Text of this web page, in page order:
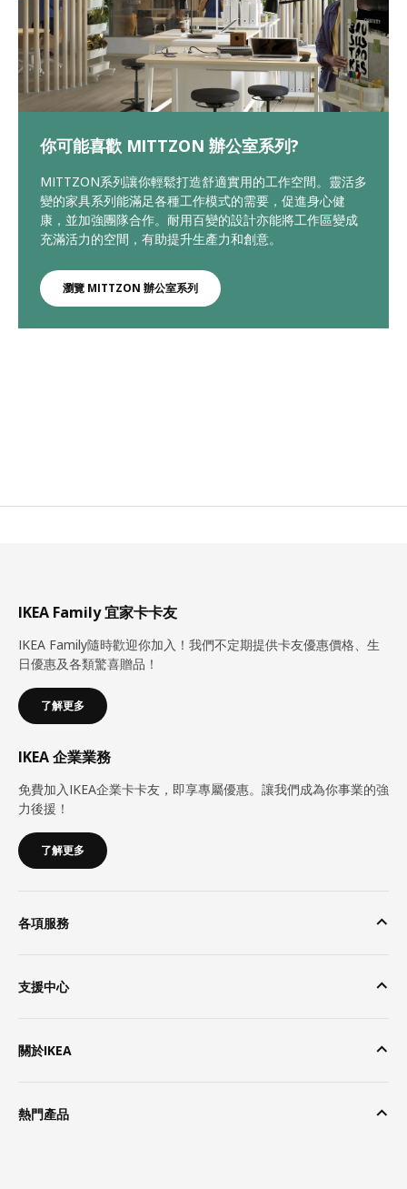
你可能喜歡 MITTZON 辦公室系列?
MITTZON系列讓你輕鬆打造舒適實用的工作空間。靈活多
變的家具系列能滿足各種工作模式的需要，促進身心健
康，並加強團隊合作。耐用百變的設計亦能將工作區變成
充滿活力的空間，有助提升生產力和創意。
瀏覽 MITTZON 辦公室系列
IKEA Family 宜家卡卡友
IKEA Family隨時歡迎你加入！我們不定期提供卡友優惠價格、生
日優惠及各類驚喜贈品！
了解更多
IKEA 企業業務
免費加入IKEA企業卡卡友，即享專屬優惠。讓我們成為你事業的強
力後援！
了解更多
各項服務
支援中心
關於IKEA
熱門產品